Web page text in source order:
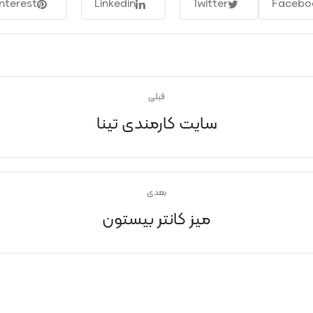
Twitter
Linkedin
قبلی
سایت کارمندی تینا
بعدی
میز کانتر بیستون